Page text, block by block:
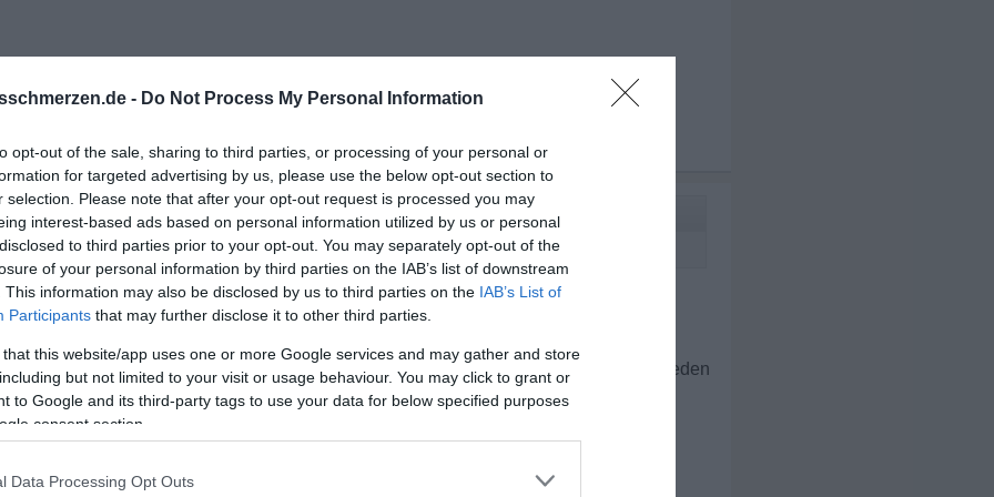
- Do Not Process My Personal Information
opt-out of the sale, sharing to third parties, or processing of your personal or
for targeted advertising by us, please use the below opt-out section to
selection. Please note that after your opt-out request is processed you may
interest-based ads based on personal information utilized by us or personal
to third parties prior to your opt-out. You may separately opt-out of the
of your personal information by third parties on the IAB’s list of downstream
This information may also be disclosed by us to third parties on the IAB’s List of
Participants that may further disclose it to other third parties.
that this website/app uses one or more Google services and may gather and store
but not limited to your visit or usage behaviour. You may click to grant or
to Google and its third-party tags to use your data for below specified purposes
consent section.
Data Processing Opt Outs
dafür zu nehmen (trotz Kindern, Vollzeit, Hund/Katzen/Kaninchen und Hühnern und
Zeit für Familie, Freunde, Badewanne, Film, Basteln, Gitarre spielen, ero. usw.
Partner auch nicht, warum auch? Ich habe doch Zeit. Nicht an 7 Tagen pro Woche jeden
ausreichend
Zeit tatsächlich reitet, auf welchem Niveau (und es macht einen erheblichen
ausreite oder das Pferd longiere oder ob ich einen Spingparcour S trainiere) usw.